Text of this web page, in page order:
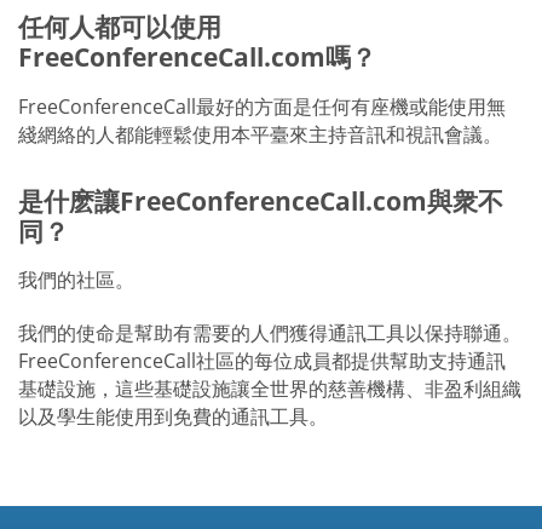
任何人都可以使用
FreeConferenceCall.com嗎？
FreeConferenceCall最好的方面是任何有座機或能使用無
綫網絡的人都能輕鬆使用本平臺來主持音訊和視訊會議。
是什麽讓FreeConferenceCall.com與衆不
同？
我們的社區。
我們的使命是幫助有需要的人們獲得通訊工具以保持聯通。
FreeConferenceCall社區的每位成員都提供幫助支持通訊
基礎設施，這些基礎設施讓全世界的慈善機構、非盈利組織
以及學生能使用到免費的通訊工具。